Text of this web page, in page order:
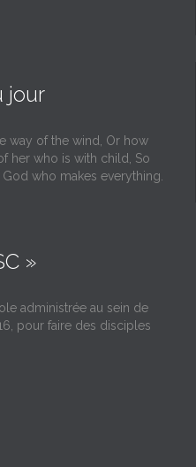
jour
way of the wind, Or how
her who is with child, So
who makes everything.
»
administrée au sein de
pour faire des disciples